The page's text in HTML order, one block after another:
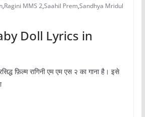
,Ragini MMS 2,Saahil Prem,Sandhya Mridul
Doll Lyrics in
फ़िल्म रागिनी एम एम एस २ का गाना है। इसे